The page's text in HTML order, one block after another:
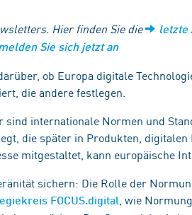
Hier finden Sie die letzte
Sie sich jetzt an
ob Europa digitale
die andere festlegen.
sind internationale Normen und
die später in Produkten,
mitgestaltet, kann europäische
sichern: Die Rolle der
FOCUS.digital , wie